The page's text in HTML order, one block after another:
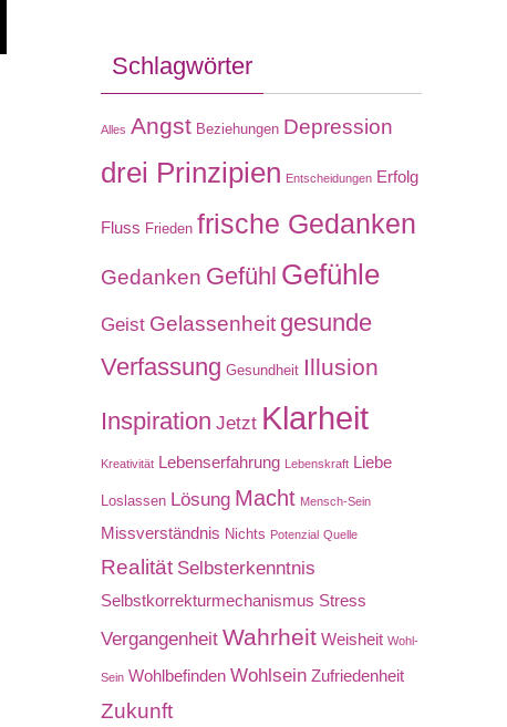
Schlagwörter
Alles Angst Beziehungen Depression
drei Prinzipien Entscheidungen Erfolg
Fluss Frieden frische Gedanken
Gedanken Gefühl Gefühle
Geist Gelassenheit gesunde
Verfassung Gesundheit Illusion
Inspiration Jetzt Klarheit
Kreativität Lebenserfahrung Lebenskraft Liebe
Loslassen Lösung Macht Mensch-Sein
Missverständnis Nichts Potenzial Quelle
Realität Selbsterkenntnis
Selbstkorrekturmechanismus Stress
Vergangenheit Wahrheit Weisheit Wohl-
Sein Wohlbefinden Wohlsein Zufriedenheit
Zukunft